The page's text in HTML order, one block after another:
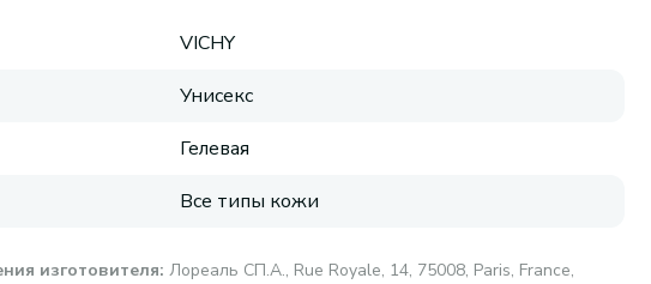
VICHY
Унисекс
Гелевая
Все типы кожи
изготовителя: Лореаль СП.А., Rue Royale, 14, 75008, Paris, France,